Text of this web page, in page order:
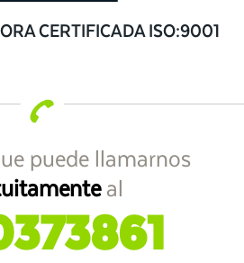
CERTIFICADA ISO:9001
puede llamarnos
al